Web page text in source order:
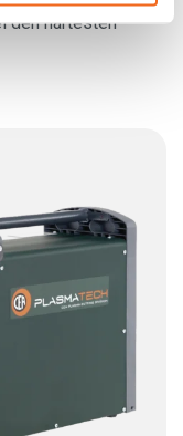
den härtesten